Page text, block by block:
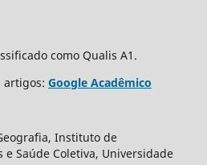
como Qualis A1.
artigos: Google Acadêmico
Instituto de
e Saúde Coletiva, Universidade